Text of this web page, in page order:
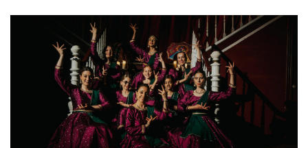
la
danse
indienne
à
Liège
s’inspire
de Bajirao
Mastani